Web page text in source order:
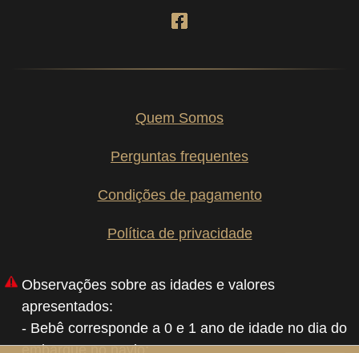
Quem Somos
Perguntas frequentes
Condições de pagamento
Política de privacidade
Observações sobre as idades e valores
apresentados:
- Bebê corresponde a 0 e 1 ano de idade no dia do
embarque no navio;